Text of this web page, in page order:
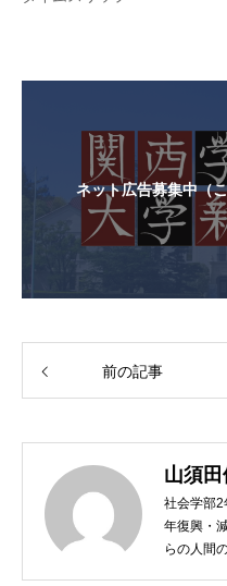
ネット広告募集中（
前の記事
山須田
社会学部
年復興・
らの人間